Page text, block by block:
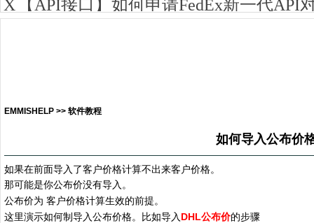
EMMISHELP >> 软件教程
如何导入公布价
如果在前面导入了客户价格计算不出来客户价格。
那可能是你公布价没有导入。
公布价为 客户价格计算生效的前提。
这里演示如何制导入公布价格。比如导入 DHL公布价的步骤